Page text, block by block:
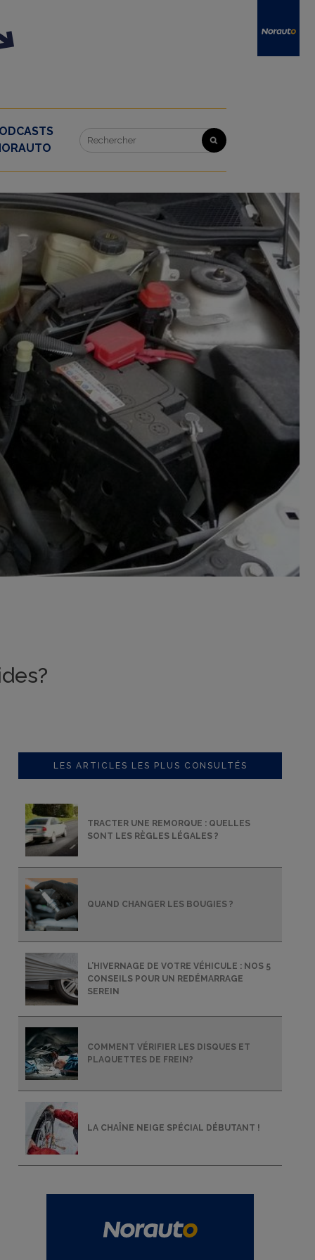
LES ARTICLES LES PLUS CONSULTÉS
TRACTER UNE REMORQUE : QUELLES
SONT LES RÈGLES LÉGALES ?
QUAND CHANGER LES BOUGIES ?
L’HIVERNAGE DE VOTRE VÉHICULE : NOS 5
CONSEILS POUR UN REDÉMARRAGE
SEREIN
COMMENT VÉRIFIER LES DISQUES ET
PLAQUETTES DE FREIN?
LA CHAÎNE NEIGE SPÉCIAL DÉBUTANT !